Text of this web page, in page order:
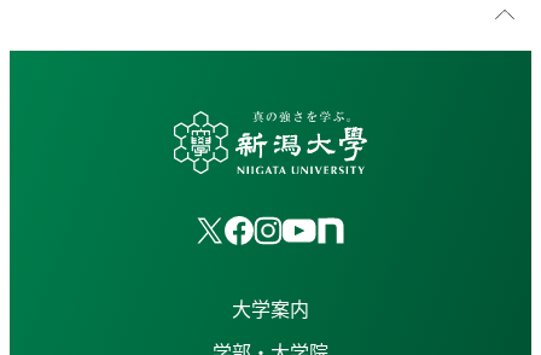
大学案内